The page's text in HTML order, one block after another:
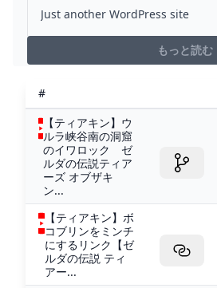
Just another WordPress site
もっと読む
#
【ティアキン】ウ
ルラ峡谷南の洞窟
のイワロック ゼ
ルダの伝説ティア
ーズ オブザキ
ン...
【ティアキン】ボ
コブリンをミンチ
にするリンク【ゼ
ルダの伝説 ティ
アー...